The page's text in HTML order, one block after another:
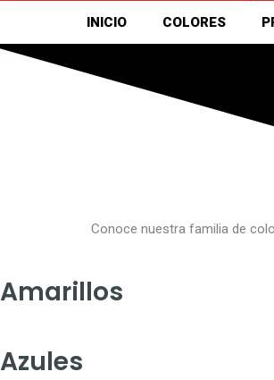
INICIO COLORES
Conoce nuestra familia de
Amarillos
Azules